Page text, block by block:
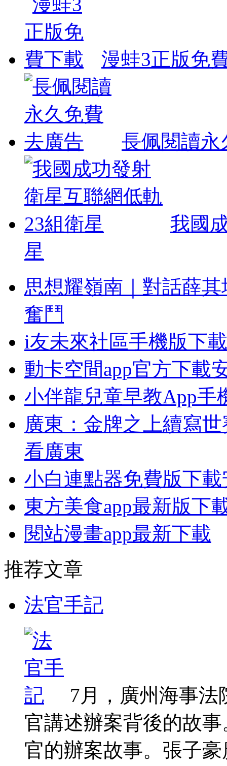
漫蛙3正版免
長佩閱讀永
我國
星
思想耀嶺南｜對話薛
奮鬥
i友未來社區手機版下載
動卡空間app官方下載
小伴龍兒童早教App手
廣東：金牌之上續寫
看廣東
小白連點器免費版下載
東方美食app最新版下
閱站漫畫app最新下載
推荐文章
法官手記
7月，廣州海事法
官講述辦案背後的故
官的辦案故事。張子